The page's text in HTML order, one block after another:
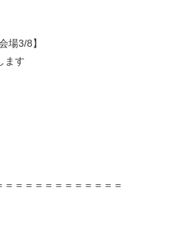
場3/8】
ます
＝＝＝＝＝＝＝＝＝＝＝